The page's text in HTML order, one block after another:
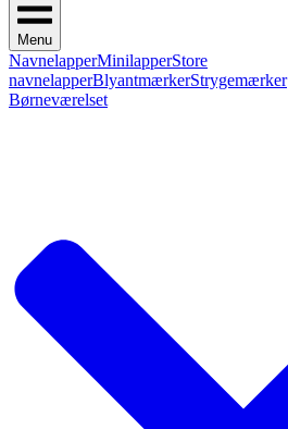
Menu
NavnelapperMinilapperStore
navnelapperBlyantmærkerStrygemærker
Børneværelset